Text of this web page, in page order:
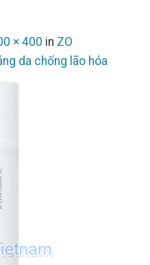
× 400 in ZO
da chống lão hóa